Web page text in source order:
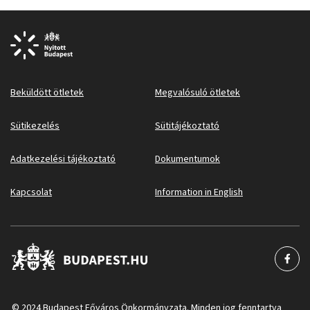
Beküldött ötletek Megvalósuló ötletek
Sütikezelés Sütitájékoztató
Adatkezelési tájékoztató Dokumentumok
Kapcsolat Information in English